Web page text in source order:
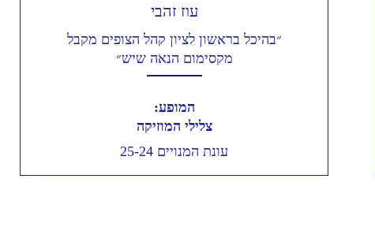
עוז זהבי
״בהיכל בראשון לציון קהל הצופים מקבל
מקסימום הנאה שיש״
המופע:
צלילי המוזיקה
עונת המנויים 25-24